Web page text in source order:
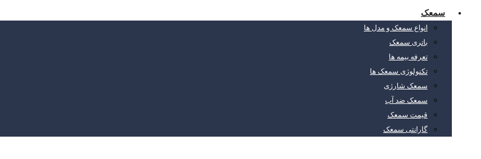
سمعک
انواع سمعک و مدل ها
باتری سمعک
تعرفه بیمه ها
تکنولوژی سمعک ها
سمعک شارژی
سمعک ضد آب
قیمت سمعک
گارانتی سمعک